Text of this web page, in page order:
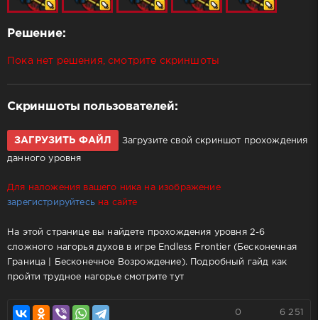
Решение:
Пока нет решения, смотрите скриншоты
Скриншоты пользователей:
ЗАГРУЗИТЬ ФАЙЛ Загрузите свой скриншот прохождения
данного уровня
Для наложения вашего ника на изображение
зарегистрируйтесьна сайте
На этой странице вы найдете прохождения уровня 2-6
сложного нагорья духов в игре Endless Frontier (Бесконечная
Граница | Бесконечное Возрождение). Подробный гайд как
пройти трудное нагорье смотрите тут
0 6 251